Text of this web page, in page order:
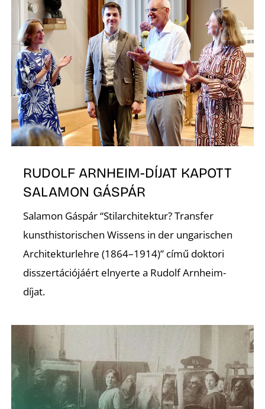
RUDOLF ARNHEIM-DÍJAT KAPOTT
SALAMON GÁSPÁR
Salamon Gáspár “Stilarchitektur? Transfer
kunsthistorischen Wissens in der ungarischen
Architekturlehre (1864–1914)” című doktori
disszertációjáért elnyerte a Rudolf Arnheim-
díjat.